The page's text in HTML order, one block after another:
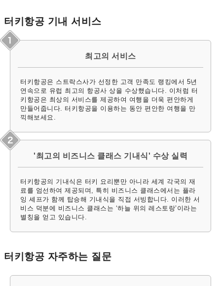
터키항공 기내 서비스
최고의 서비스
터키항공은 스트락스사가 선정한 고객 만족도 랭킹에서 5년
연속으로 유럽 최고의 항공사 상을 수상했습니다. 이처럼 터
키항공은 최상의 서비스를 제공하여 여행을 더욱 편안하게
만들어줍니다. 터키항공을 이용하는 동안 편안한 여행을 만
끽해보세요.
'최고의 비즈니스 클래스 기내식' 수상 실력
터키항공의 기내식은 터키 요리뿐만 아니라 세계 각국의 재
료를 엄선하여 제공되며, 특히 비즈니스 클래스에서는 플라
잉 셰프가 함께 탑승해 기내식을 직접 서빙합니다. 이러한 서
비스 덕분에 비즈니스 클래스는 ‘하늘 위의 레스토랑’이라는
별칭을 얻고 있습니다.
터키항공 자주하는 질문